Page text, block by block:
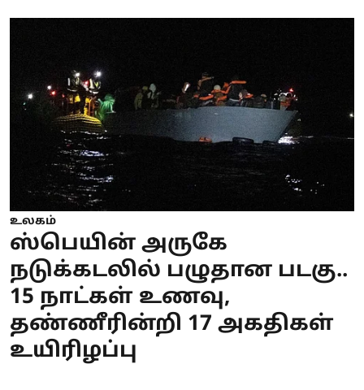
உலகம்
ஸ்பெயின் அருகே
நடுக்கடலில் பழுதான படகு..
15 நாட்கள் உணவு,
தண்ணீரின்றி 17 அகதிகள்
உயிரிழப்பு